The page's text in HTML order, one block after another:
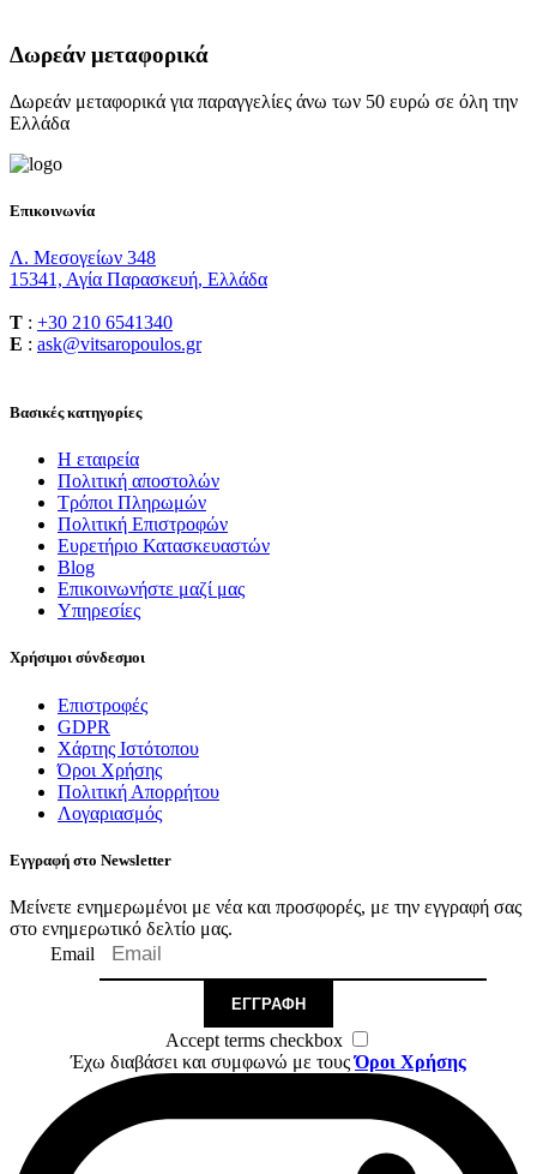
Δωρεάν μεταφορικά
Δωρεάν μεταφορικά για παραγγελίες άνω των 50 ευρώ σε όλη την
Ελλάδα
Επικοινωνία
Λ. Μεσογείων 348
15341, Αγία Παρασκευή, Ελλάδα
T : +30 210 6541340
E : ask@vitsaropoulos.gr
Βασικές κατηγορίες
Η εταιρεία
Πολιτική αποστολών
Τρόποι Πληρωμών
Πολιτική Επιστροφών
Ευρετήριο Κατασκευαστών
Blog
Επικοινωνήστε μαζί μας
Υπηρεσίες
Χρήσιμοι σύνδεσμοι
Επιστροφές
GDPR
Χάρτης Ιστότοπου
Όροι Χρήσης
Πολιτική Απορρήτου
Λογαριασμός
Εγγραφή στο Newsletter
Μείνετε ενημερωμένοι με νέα και προσφορές, με την εγγραφή σας
στο ενημερωτικό δελτίο μας.
Email
ΕΓΓΡΑΦΉ
Accept terms checkbox
Έχω διαβάσει και συμφωνώ με τουςΌροι Χρήσης